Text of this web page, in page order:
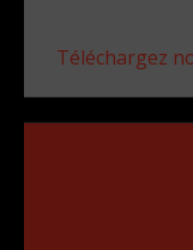
Téléchargez